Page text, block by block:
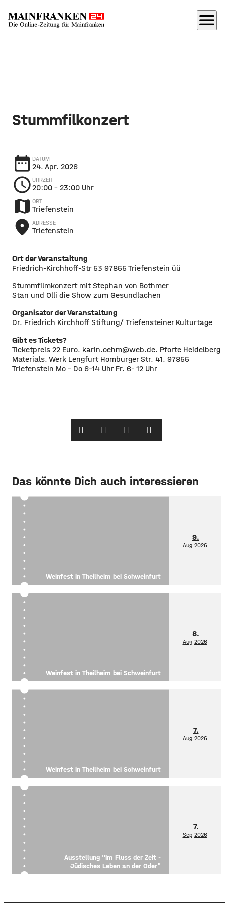
menu
Stummfilkonzert
date_range DATUM
24. Apr. 2026
schedule UHRZEIT
20:00 – 23:00 Uhr
map ORT
Triefenstein
place ADRESSE
Triefenstein
Ort der Veranstaltung
Friedrich-Kirchhoff-Str 53 97855 Triefenstein üü
Stummfilmkonzert mit Stephan von Bothmer
Stan und Olli die Show zum Gesundlachen
Organisator der Veranstaltung
Dr. Friedrich Kirchhoff Stiftung/ Triefensteiner Kulturtage
Gibt es Tickets?
Ticketpreis 22 Euro. karin.oehm@web.de. Pforte Heidelberg
Materials. Werk Lengfurt Homburger Str. 41. 97855
Triefenstein Mo – Do 6-14 Uhr Fr. 6- 12 Uhr
Das könnte Dich auch interessieren
Weinfest in Theilheim bei Schweinfurt
9.
Aug 2026
Weinfest in Theilheim bei Schweinfurt
8.
Aug 2026
Weinfest in Theilheim bei Schweinfurt
7.
Aug 2026
Ausstellung "Im Fluss der Zeit -
Jüdisches Leben an der Oder"
7.
Sep 2026